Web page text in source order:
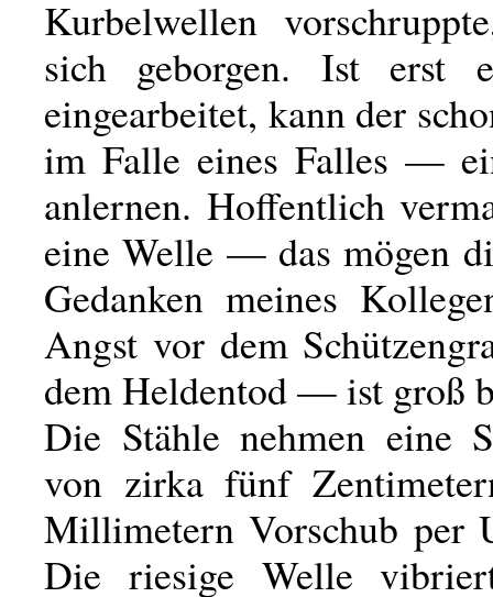
Kurbelwellen
sich geborgen. Ist erst
eingearbeitet, kann der
im Falle eines Falles —
anlernen. Hoffentlich
eine Welle — das mögen
Gedanken meines
Angst vor dem
dem Heldentod — ist groß
Die Stähle nehmen eine
von zirka fünf
Millimetern Vorschub per
Die riesige Welle